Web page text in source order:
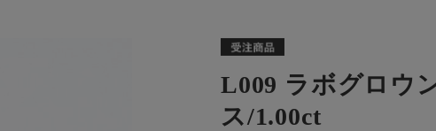
L009 ラボグロウ
ス/1.00ct